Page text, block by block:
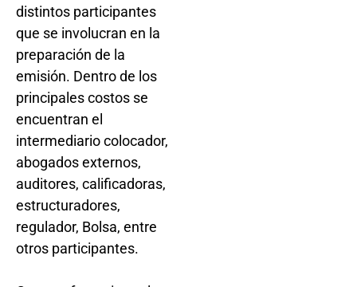
distintos participantes
que se involucran en la
preparación de la
emisión. Dentro de los
principales costos se
encuentran el
intermediario colocador,
abogados externos,
auditores, calificadoras,
estructuradores,
regulador, Bolsa, entre
otros participantes.